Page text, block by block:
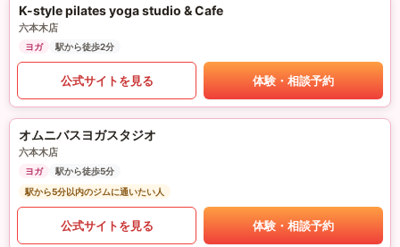
K-style pilates yoga studio & Cafe
六本木店
ヨガ 駅から徒歩2分
公式サイトを見る 体験・相談予約
オムニバスヨガスタジオ
六本木店
ヨガ
駅から徒歩5分
駅から5分以内のジムに通いたい人
公式サイトを見る 体験・相談予約